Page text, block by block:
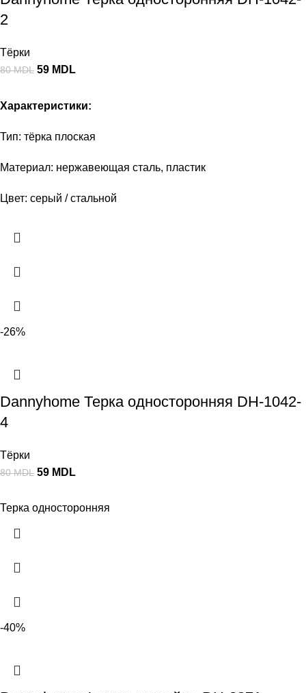
2
Тёрки
80MDL 59 MDL
Характеристики:
Тип: тёрка плоская
Материал: нержавеющая сталь, пластик
Цвет: серый / стальной
-26%
Dannyhome Терка односторонняя DH-1042-
4
Тёрки
80MDL 59 MDL
Терка односторонняя
-40%